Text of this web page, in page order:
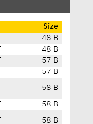
Size
48 B
48 B
57 B
57 B
58 B
58 B
58 B